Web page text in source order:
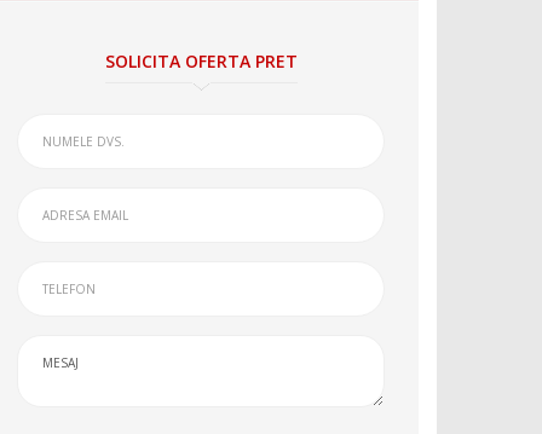
SOLICITA OFERTA PRET